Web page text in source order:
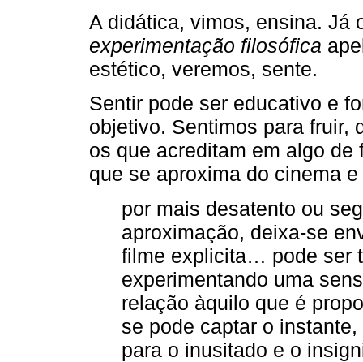
A didática, vimos, ensina. Já
experimentação filosófica
estético, veremos, sente.
Sentir pode ser educativo e
objetivo. Sentimos para fruir,
os que acreditam em algo
que se aproxima do cinema
por mais desatento ou
aproximação, deixa-se
filme explicita… pode ser
experimentando uma
relação àquilo que é
se pode captar o
para o inusitado e o